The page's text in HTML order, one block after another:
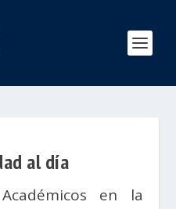
al día
Académicos en la